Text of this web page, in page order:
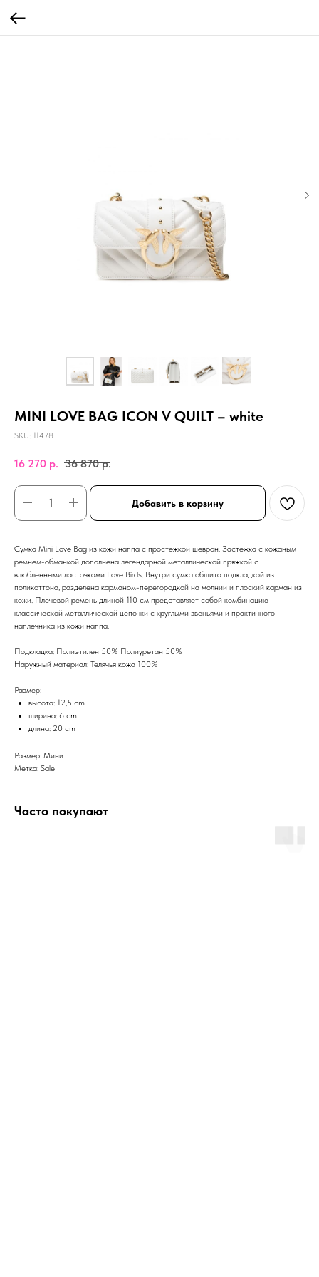
MINI LOVE BAG ICON V QUILT – white
SKU: 11478
16 270 р. 36 870 р.
Добавить в корзину
Сумка Mini Love Bag из кожи наппа с простежкой шеврон. Застежка с кожаным
ремнем-обманкой дополнена легендарной металлической пряжкой с
влюбленными ласточками Love Birds. Внутри сумка обшита подкладкой из
поликоттона, разделена карманом-перегородкой на молнии и плоский карман из
кожи. Плечевой ремень длиной 110 см представляет собой комбинацию
классической металлической цепочки с круглыми звеньями и практичного
наплечника из кожи наппа.
Подкладка: Полиэтилен 50% Полиуретан 50%
Наружный материал: Телячья кожа 100%
Размер:
высота: 12,5 cm
ширина: 6 cm
длина: 20 cm
Размер: Мини
Метка: Sale
Часто покупают